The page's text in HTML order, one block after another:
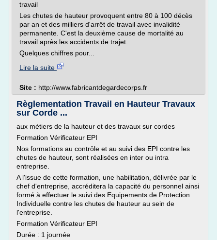
travail
Les chutes de hauteur provoquent entre 80 à 100 décès
par an et des milliers d'arrêt de travail avec invalidité
permanente. C'est la deuxième cause de mortalité au
travail après les accidents de trajet.
Quelques chiffres pour...
Lire la suite
Site : http://www.fabricantdegardecorps.fr
Règlementation Travail en Hauteur Travaux
sur Corde ...
aux métiers de la hauteur et des travaux sur cordes
Formation Vérificateur EPI
Nos formations au contrôle et au suivi des EPI contre les
chutes de hauteur, sont réalisées en inter ou intra
entreprise.
A l'issue de cette formation, une habilitation, délivrée par le
chef d'entreprise, accréditera la capacité du personnel ainsi
formé à effectuer le suivi des Equipements de Protection
Individuelle contre les chutes de hauteur au sein de
l'entreprise.
Formation Vérificateur EPI
Durée : 1 journée